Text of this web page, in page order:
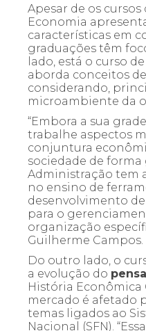
Apesar de os
Economia
características em
graduações têm
lado, está o curso de
aborda conceitos de
considerando,
microambiente da
“Embora a sua
trabalhe aspectos
conjuntura
sociedade de forma
Administração tem
no ensino de
desenvolvimento
para o
organização
Guilherme Campos.
Do outro lado, o
a evolução do
História Econômica
mercado é afetado
temas ligados ao
Nacional (SFN).